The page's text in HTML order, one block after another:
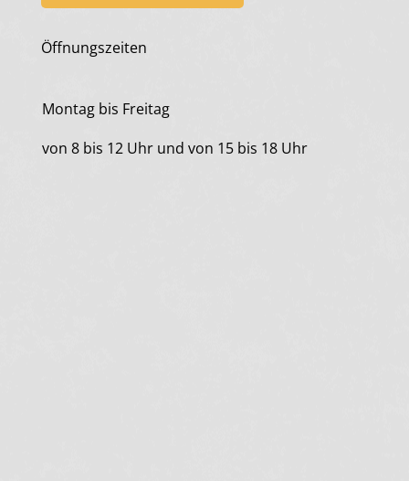
Öffnungszeiten
Montag bis Freitag
von 8 bis 12 Uhr und von 15 bis 18 Uhr